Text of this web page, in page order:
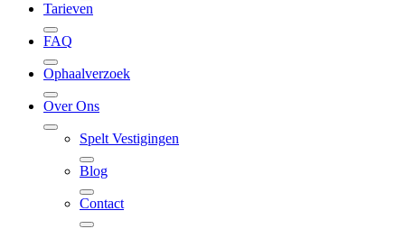
Tarieven
FAQ
Ophaalverzoek
Over Ons
Spelt Vestigingen
Blog
Contact